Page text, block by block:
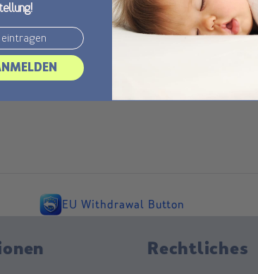
EU Withdrawal Button
Rechtliches